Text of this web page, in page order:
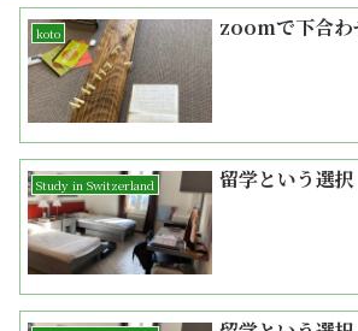
koto zoomで下合わ
Study in Switzerland 留学という選